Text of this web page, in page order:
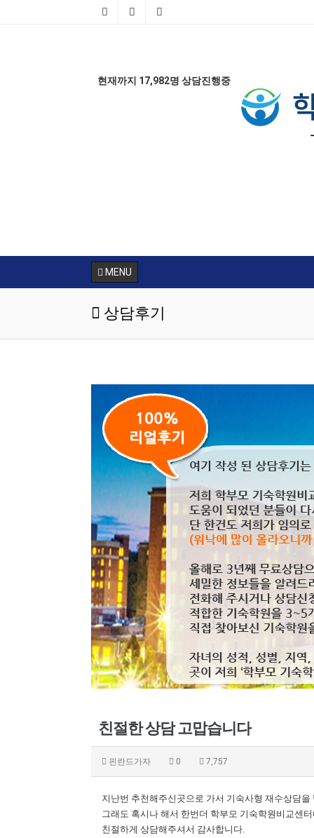
현재까지 17,982명 상담진행중
MENU
상담후기
친절한 상담 고맙습니다
핀란드가자 0 7,757
지난번 추천해주신곳으로 가서 기숙사형 재수상담을
그래도 혹시나 해서 한번더 학부모 기숙학원비교센
친절하게 상담해주셔서 감사합니다.